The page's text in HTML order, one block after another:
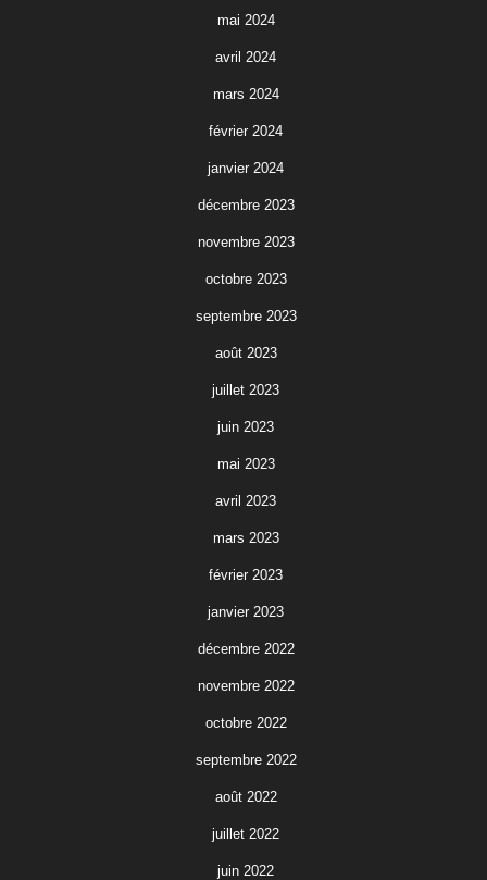
mai 2024
avril 2024
mars 2024
février 2024
janvier 2024
décembre 2023
novembre 2023
octobre 2023
septembre 2023
août 2023
juillet 2023
juin 2023
mai 2023
avril 2023
mars 2023
février 2023
janvier 2023
décembre 2022
novembre 2022
octobre 2022
septembre 2022
août 2022
juillet 2022
juin 2022